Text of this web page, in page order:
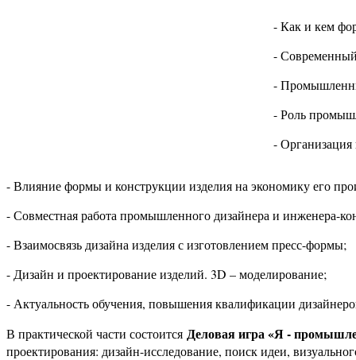
- Как и кем
-
-
- Роль
- Организация
- Влияние формы и конструкции изделия на экономику его
- Совместная работа промышленного дизайнера и инженера-
- Взаимосвязь дизайна изделия с изготовлением пресс-формы;
- Дизайн и проектирование изделий. 3D – моделирование;
- Актуальность обучения, повышения квалификации
В практической части состоится Деловая игра «Я -
проектирования: дизайн-исследование, поиск идеи,